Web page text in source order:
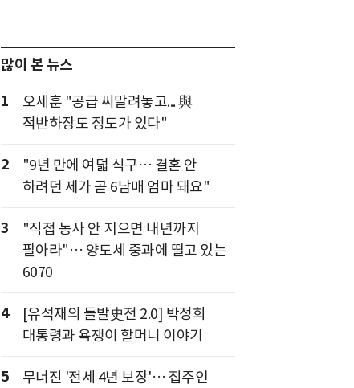
많이 본 뉴스
1
오세훈 "공급 씨말려놓고... 與
적반하장도 정도가 있다"
2
"9년 만에 여덟 식구… 결혼 안
하려던 제가 곧 6남매 엄마 돼요"
3
"직접 농사 안 지으면 내년까지
팔아라"… 양도세 중과에 떨고 있는
6070
4
[유석재의 돌발史전 2.0] 박정희
대통령과 욕쟁이 할머니 이야기
5
무너진 '전세 4년 보장'… 집주인